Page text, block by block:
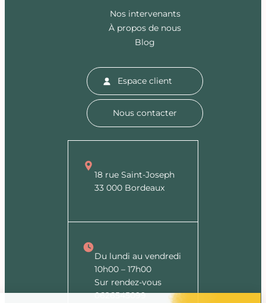
Nos intervenants
À propos de nous
Blog
Espace client
Nous contacter
18 rue Saint-Joseph
33 000 Bordeaux
Du lundi au vendredi
10h00 – 17h00
Sur rendez-vous
0626545099